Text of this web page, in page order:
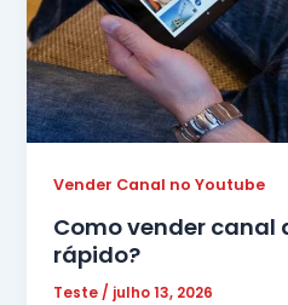
Vender Canal no Youtube
Como vender canal
rápido?
Teste/ julho 13, 2026